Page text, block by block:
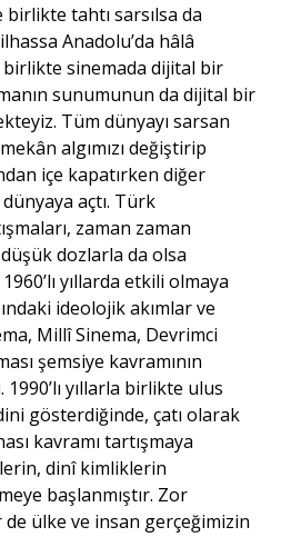
Analiz
Sağlık
tahtı sarsılsa da
Anadolu’da hâlâ
sinemada dijital bir
sunumunun da dijital bir
Tüm dünyayı sarsan
algımızı değiştirip
içe kapatırken diğer
dünyaya açtı. Türk
zaman zaman
dozlarla da olsa
yıllarda etkili olmaya
ideolojik akımlar ve
Millî Sinema, Devrimci
şemsiye kavramının
yıllarla birlikte ulus
gösterdiğinde, çatı olarak
kavramı tartışmaya
dinî kimliklerin
başlanmıştır. Zor
ülke ve insan gerçeğimizin